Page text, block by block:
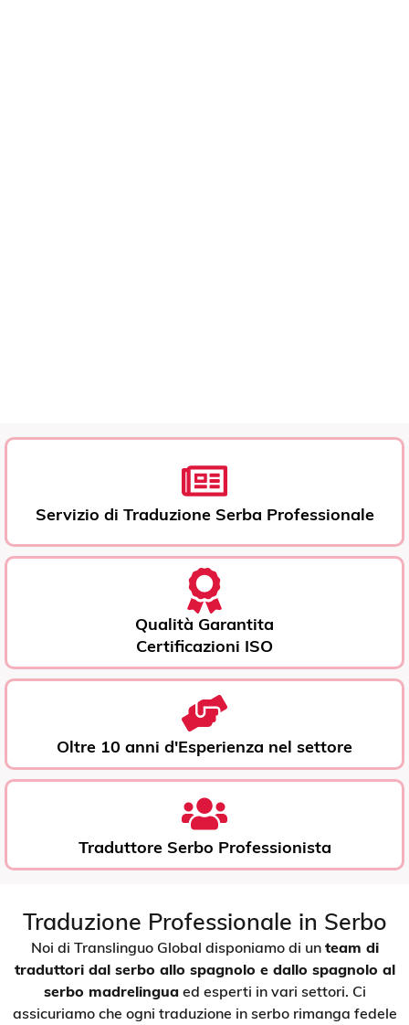
Servizio di Traduzione Serba Professionale
Qualità Garantita
Certificazioni ISO
Oltre 10 anni d'Esperienza nel settore
Traduttore Serbo Professionista
Traduzione Professionale in Serbo
Noi di Translinguo Global disponiamo di un team di
traduttori dal serbo allo spagnolo e dallo spagnolo al
serbo madrelinguaed esperti in vari settori. Ci
assicuriamo che ogni traduzione in serbo rimanga fedele